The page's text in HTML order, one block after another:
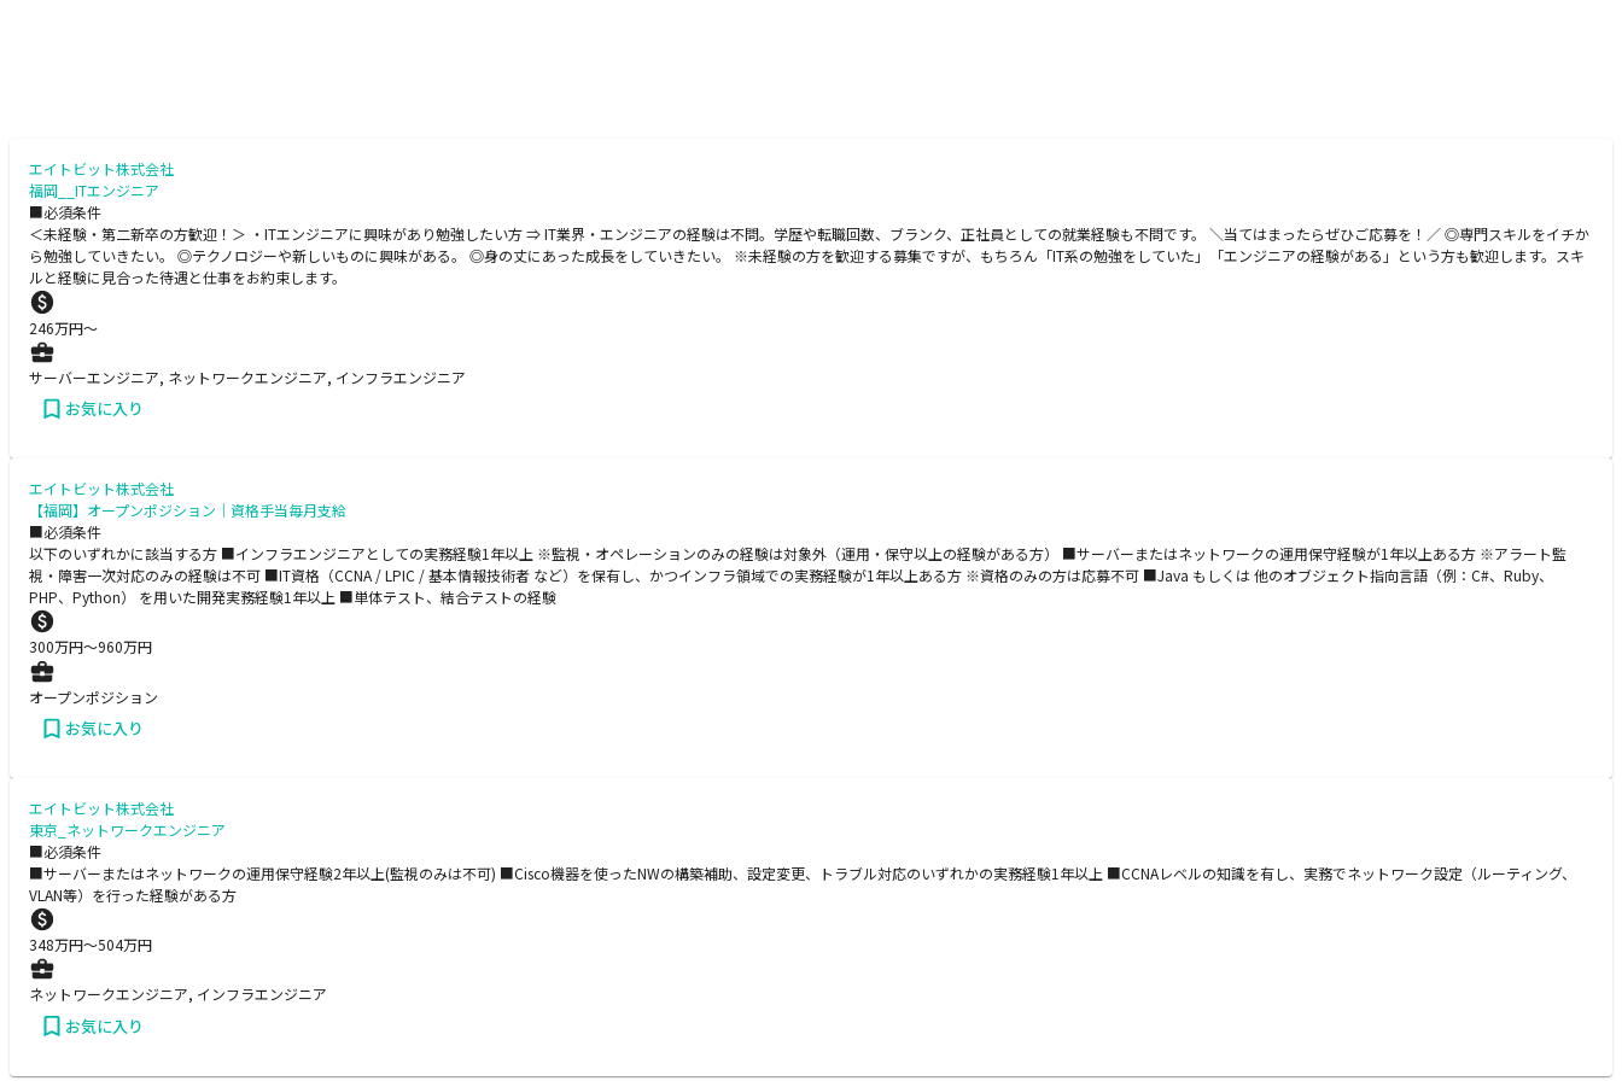
エイトビット株式会社
福岡__ITエンジニア
■必須条件
＜未経験・第二新卒の方歓迎！＞ ・ITエンジニアに興味があり勉強したい方 ⇒ IT業界・エンジニアの経験は不問。学歴や転職回数、ブランク、正社員としての就業経験も不問です。 ＼当てはまったらぜひご応募を！／ ◎専門スキルをイチか
ら勉強していきたい。 ◎テクノロジーや新しいものに興味がある。 ◎身の丈にあった成長をしていきたい。 ※未経験の方を歓迎する募集ですが、もちろん「IT系の勉強をしていた」「エンジニアの経験がある」という方も歓迎します。スキ
ルと経験に見合った待遇と仕事をお約束します。
246万円〜
サーバーエンジニア, ネットワークエンジニア, インフラエンジニア
お気に入り
エイトビット株式会社
【福岡】オープンポジション｜資格手当毎月支給
■必須条件
以下のいずれかに該当する方 ■インフラエンジニアとしての実務経験1年以上 ※監視・オペレーションのみの経験は対象外（運用・保守以上の経験がある方） ■サーバーまたはネットワークの運用保守経験が1年以上ある方 ※アラート監
視・障害一次対応のみの経験は不可 ■IT資格（CCNA / LPIC / 基本情報技術者 など）を保有し、かつインフラ領域での実務経験が1年以上ある方 ※資格のみの方は応募不可 ■Java もしくは 他のオブジェクト指向言語（例：C#、Ruby、
PHP、Python） を用いた開発実務経験1年以上 ■単体テスト、結合テストの経験
300万円〜960万円
オープンポジション
お気に入り
エイトビット株式会社
東京_ネットワークエンジニア
■必須条件
■サーバーまたはネットワークの運用保守経験2年以上(監視のみは不可) ■Cisco機器を使ったNWの構築補助、設定変更、トラブル対応のいずれかの実務経験1年以上 ■CCNAレベルの知識を有し、実務でネットワーク設定（ルーティング、
VLAN等）を行った経験がある方
348万円〜504万円
ネットワークエンジニア, インフラエンジニア
お気に入り